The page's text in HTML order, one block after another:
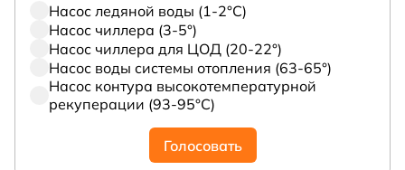
Насос ледяной воды (1-2°С)
Насос чиллера (3-5°)
Насос чиллера для ЦОД (20-22°)
Насос воды системы отопления (63-65°)
Насос контура высокотемпературной
рекуперации (93-95°С)
Голосовать